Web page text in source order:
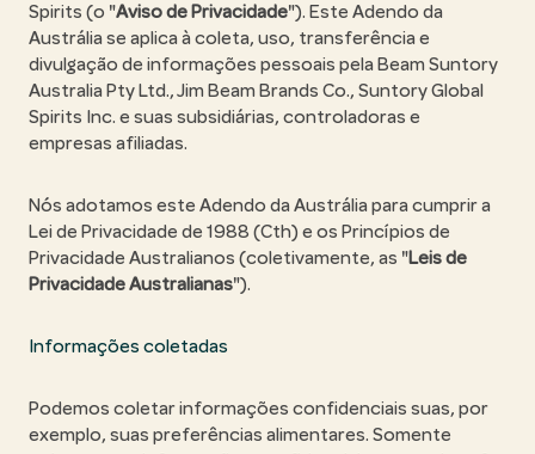
Spirits (o "Aviso de Privacidade"). Este Adendo da
Austrália se aplica à coleta, uso, transferência e
divulgação de informações pessoais pela Beam Suntory
Australia Pty Ltd., Jim Beam Brands Co., Suntory Global
Spirits Inc. e suas subsidiárias, controladoras e
empresas afiliadas.
Nós adotamos este Adendo da Austrália para cumprir a
Lei de Privacidade de 1988 (Cth) e os Princípios de
Privacidade Australianos (coletivamente, as "Leis de
Privacidade Australianas").
Informações coletadas
Podemos coletar informações confidenciais suas, por
exemplo, suas preferências alimentares. Somente